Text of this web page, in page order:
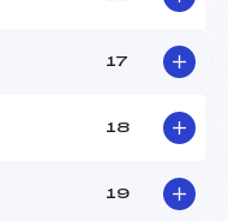
17
18
19